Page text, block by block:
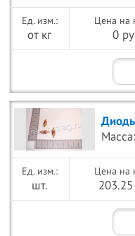
от кг
Цена на
0
шт.
Цена на